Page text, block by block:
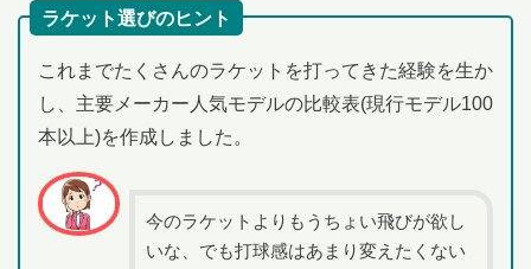
ラケット選びのヒント
これまでたくさんのラケットを打ってきた経験を生か
し、主要メーカー人気モデルの比較表(現行モデル100
本以上)を作成しました。
今のラケットよりもうちょい飛びが欲し
いな、でも打球感はあまり変えたくない